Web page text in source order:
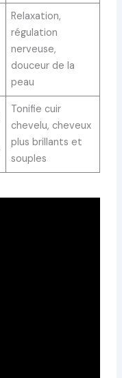
Relaxation,
régulation
nerveuse,
douceur de la
peau
Tonifie cuir
chevelu, cheveux
plus brillants et
souples